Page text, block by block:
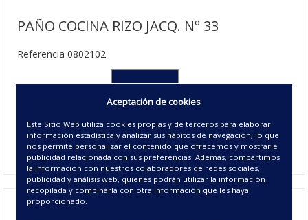
PAÑO COCINA RIZO JACQ. Nº 33
Referencia 0802102
00 - UNICO
Disponible
Aceptación de cookies
Este Sitio Web utiliza cookies propias y de terceros para elaborar
información estadística y analizar sus hábitos de navegación, lo que
nos permite personalizar el contenido que ofrecemos y mostrarle
publicidad relacionada con sus preferencias. Además, compartimos
la información con nuestros colaboradores de redes sociales,
publicidad y análisis web, quienes podrán utilizar la información
recopilada y combinarla con otra información que les haya
proporcionado.